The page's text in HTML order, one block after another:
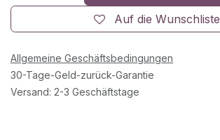
Auf die Wunschliste
Allgemeine Geschäftsbedingungen
30-Tage-Geld-zurück-Garantie
Versand: 2-3 Geschäftstage